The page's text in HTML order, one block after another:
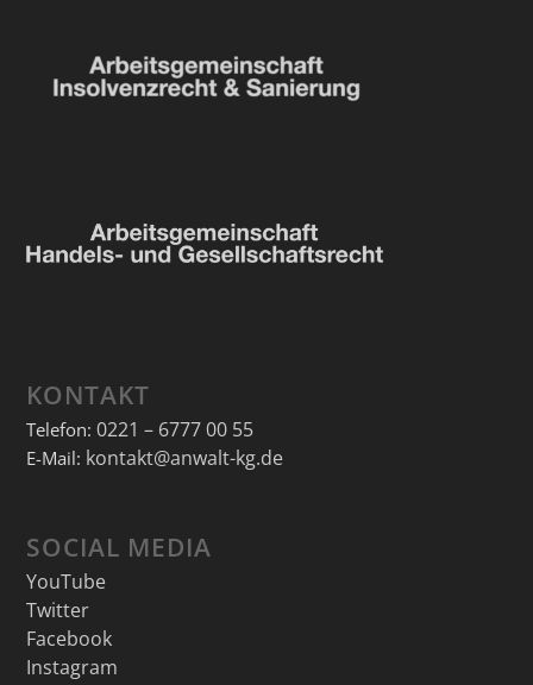
KONTAKT
Telefon: 0221 – 6777 00 55
E-Mail: kontakt@anwalt-kg.de
SOCIAL MEDIA
YouTube
Twitter
Facebook
Instagram